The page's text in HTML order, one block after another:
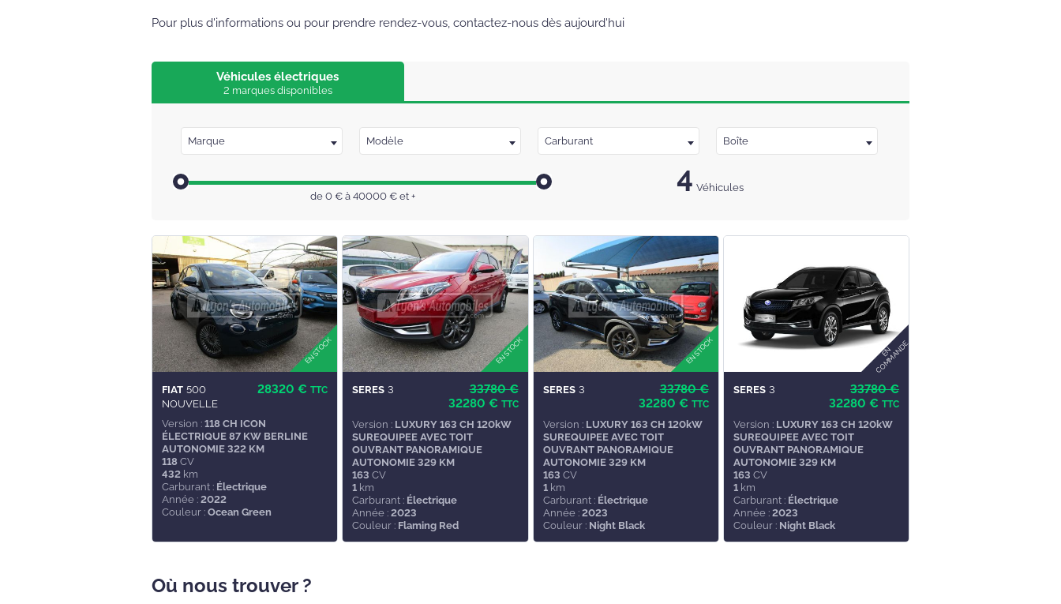
Pour plus d'informations ou pour prendre rendez-vous, contactez-nous dès aujourd'hui
Véhicules électriques
2 marques disponibles
Marque Modèle Carburant Boîte
de 0€ à 40000€ et + 4 Véhicules
FIAT 500
NOUVELLE
28320 €TTC
Version : 118 CH ICON
ÉLECTRIQUE 87 KW BERLINE
AUTONOMIE 322 KM
118 CV
432 km
Carburant : Électrique
Année : 2022
Couleur : Ocean Green
SERES 3
33780 €
32280 € TTC
Version : LUXURY 163 CH 120kW
SUREQUIPEE AVEC TOIT
OUVRANT PANORAMIQUE
AUTONOMIE 329 KM
163 CV
1 km
Carburant : Électrique
Année :2023
Couleur : Flaming Red
SERES 3
33780 €
32280 € TTC
Version : LUXURY 163 CH 120kW
SUREQUIPEE AVEC TOIT
OUVRANT PANORAMIQUE
AUTONOMIE 329 KM
163 CV
1km
Carburant : Électrique
Année : 2023
Couleur : Night Black
SERES 3
33780 €
32280 € TTC
Version : LUXURY 163 CH 120kW
SUREQUIPEE AVEC TOIT
OUVRANT PANORAMIQUE
AUTONOMIE 329 KM
163 CV
1km
Carburant : Électrique
Année : 2023
Couleur : Night Black
Où nous trouver ?